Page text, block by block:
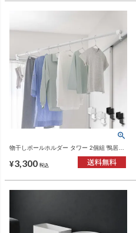
物干しポールホルダー タワー 2個組 鴨居コ
ズ
¥3,300 税込